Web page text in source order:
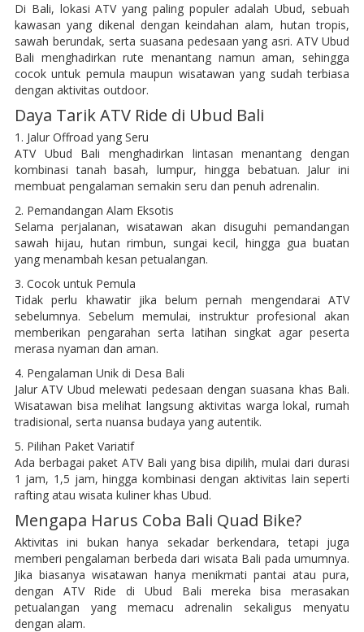
Di Bali, lokasi ATV yang paling populer adalah Ubud, sebuah
kawasan yang dikenal dengan keindahan alam, hutan tropis,
sawah berundak, serta suasana pedesaan yang asri. ATV Ubud
Bali menghadirkan rute menantang namun aman, sehingga
cocok untuk pemula maupun wisatawan yang sudah terbiasa
dengan aktivitas outdoor.
Daya Tarik ATV Ride di Ubud Bali
1. Jalur Offroad yang Seru
ATV Ubud Bali menghadirkan lintasan menantang dengan
kombinasi tanah basah, lumpur, hingga bebatuan. Jalur ini
membuat pengalaman semakin seru dan penuh adrenalin.
2. Pemandangan Alam Eksotis
Selama perjalanan, wisatawan akan disuguhi pemandangan
sawah hijau, hutan rimbun, sungai kecil, hingga gua buatan
yang menambah kesan petualangan.
3. Cocok untuk Pemula
Tidak perlu khawatir jika belum pernah mengendarai ATV
sebelumnya. Sebelum memulai, instruktur profesional akan
memberikan pengarahan serta latihan singkat agar peserta
merasa nyaman dan aman.
4. Pengalaman Unik di Desa Bali
Jalur ATV Ubud melewati pedesaan dengan suasana khas Bali.
Wisatawan bisa melihat langsung aktivitas warga lokal, rumah
tradisional, serta nuansa budaya yang autentik.
5. Pilihan Paket Variatif
Ada berbagai paket ATV Bali yang bisa dipilih, mulai dari durasi
1 jam, 1,5 jam, hingga kombinasi dengan aktivitas lain seperti
rafting atau wisata kuliner khas Ubud.
Mengapa Harus Coba Bali Quad Bike?
Aktivitas ini bukan hanya sekadar berkendara, tetapi juga
memberi pengalaman berbeda dari wisata Bali pada umumnya.
Jika biasanya wisatawan hanya menikmati pantai atau pura,
dengan ATV Ride di Ubud Bali mereka bisa merasakan
petualangan yang memacu adrenalin sekaligus menyatu
dengan alam.